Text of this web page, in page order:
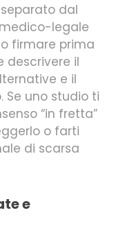
dal
legale
firmare prima
descrivere il
e il
Se uno studio ti
“in fretta”
o farti
di scarsa
e